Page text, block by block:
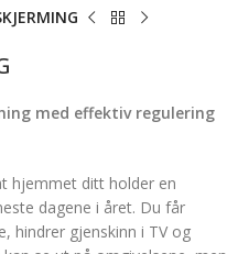
med effektiv regulering
hjemmet ditt holder en
dagene i året. Du får
hindrer gjenskinn i TV og